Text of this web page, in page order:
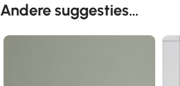
Andere suggesties…